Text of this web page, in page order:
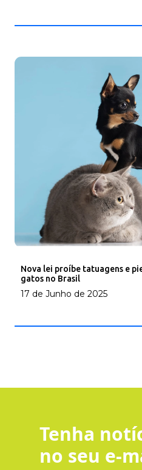
Nova lei proíbe tatuagens e
gatos no Brasil
17 de Junho de 2025
Tenha
no seu e-